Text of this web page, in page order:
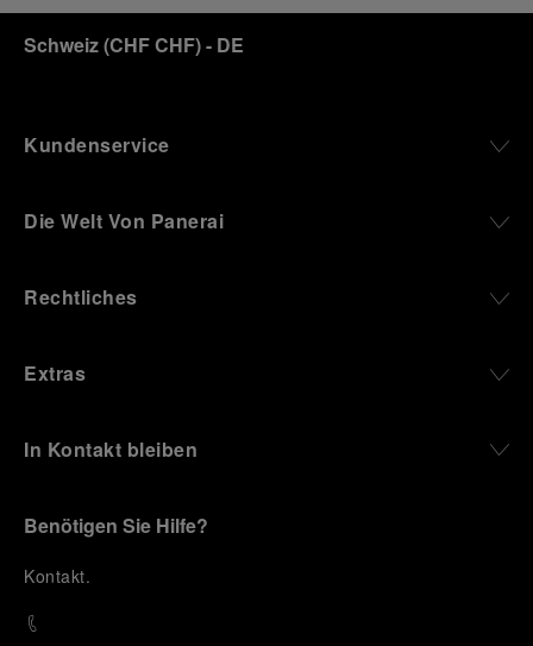
Schweiz(CHF CHF)- DE
Kundenservice
Die Welt Von Panerai
Rechtliches
Extras
In Kontakt bleiben
Benötigen Sie Hilfe?
Kontakt.